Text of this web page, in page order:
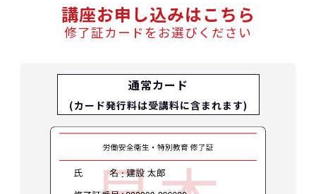
講座お申し込みはこちら
修了証カードをお選びください
通常カード
(カード発行料は受講料に含まれます)